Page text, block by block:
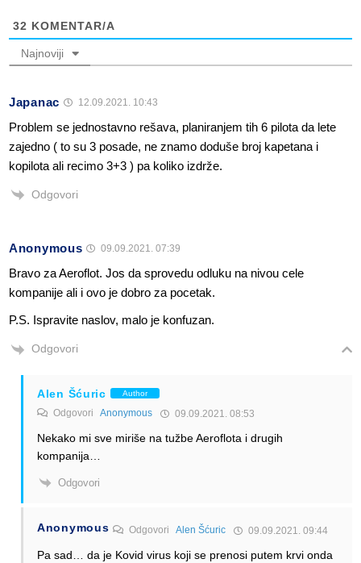
32 KOMENTAR/A
Najnoviji
Japanac 12.09.2021. 10:43
Problem se jednostavno rešava, planiranjem tih 6 pilota da lete
zajedno ( to su 3 posade, ne znamo doduše broj kapetana i
kopilota ali recimo 3+3 ) pa koliko izdrže.
Odgovori
Anonymous 09.09.2021. 07:39
Bravo za Aeroflot. Jos da sprovedu odluku na nivou cele
kompanije ali i ovo je dobro za pocetak.
P.S. Ispravite naslov, malo je konfuzan.
Odgovori
Alen Šćuric Author
Odgovori Anonymous 09.09.2021. 08:53
Nekako mi sve miriše na tužbe Aeroflota i drugih
kompanija…
Odgovori
Anonymous OdgovoriAlen Šćuric 09.09.2021. 09:44
Pa sad… da je Kovid virus koji se prenosi putem krvi onda